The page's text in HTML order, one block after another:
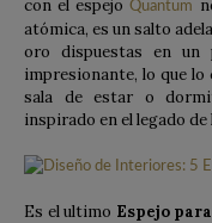
con el espejoQuantum
atómica, es un salto
oro dispuestas en un
impresionante, lo que lo
sala de estar o
inspirado en el legado de
Es el ultimo Espejo